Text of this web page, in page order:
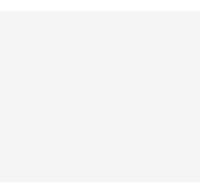
う！あなたの行動
ます。そのご縁を
。一緒に未来の扉
ホームページ http